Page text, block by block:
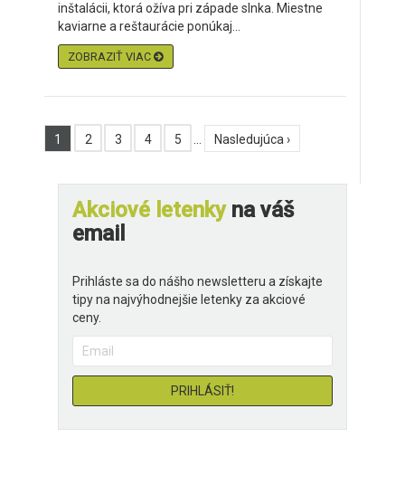
inštalácii, ktorá ožíva pri západe slnka. Miestne
kaviarne a reštaurácie ponúkaj...
ZOBRAZIŤ VIAC
1 2 3 4 5 Nasledujúca ›
Akciové letenkyna váš
email
Prihláste sa do nášho newsletteru a získajte
tipy na najvýhodnejšie letenky za akciové
ceny.